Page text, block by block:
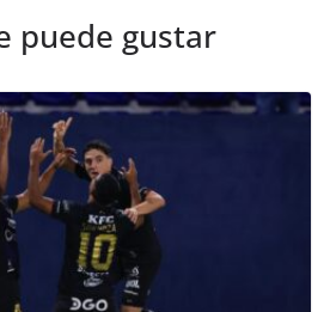
puede gustar